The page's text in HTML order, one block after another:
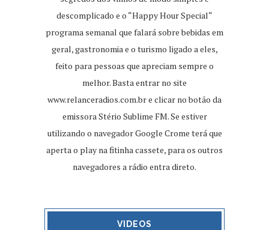
descomplicado e o “Happy Hour Special“
programa semanal que falará sobre bebidas em
geral, gastronomia e o turismo ligado a eles,
feito para pessoas que apreciam sempre o
melhor. Basta entrar no site
www.relanceradios.com.bre clicar no botão da
emissora Stério Sublime FM. Se estiver
utilizando o navegador Google Crome terá que
aperta o play na fitinha cassete, para os outros
navegadores a rádio entra direto.
VIDEOS